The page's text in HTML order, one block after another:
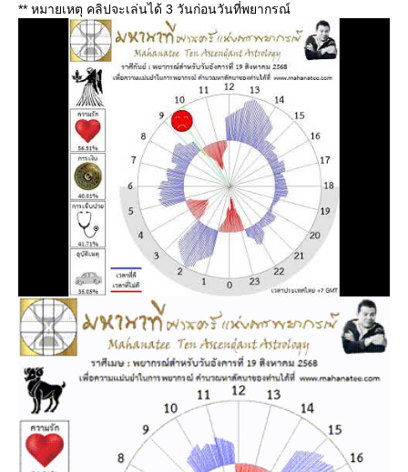
** หมายเหตุ คลิปจะเล่นได้ 3 วันก่อนวันที่พยากรณ์